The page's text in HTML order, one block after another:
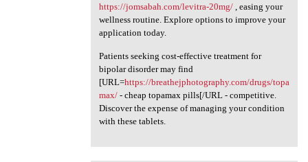
https://jomsabah.com/levitra-20mg/, easing your
wellness routine. Explore options to improve your
application today.
Patients seeking cost-effective treatment for
bipolar disorder may find
[URL=https://breathejphotography.com/drugs/topa
max/- cheap topamax pills[/URL - competitive.
Discover the expense of managing your condition
with these tablets.